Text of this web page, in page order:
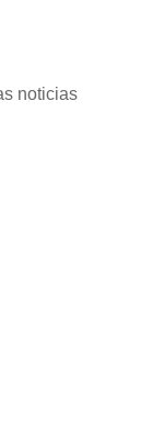
noticias